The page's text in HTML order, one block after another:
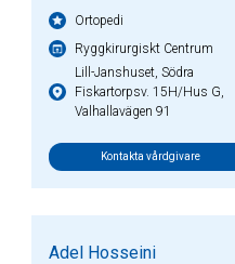
Ortopedi
Ryggkirurgiskt Centrum
Lill-Janshuset, Södra
Fiskartorpsv. 15H/Hus G,
Valhallavägen 91
Kontakta vårdgivare
Adel Hosseini